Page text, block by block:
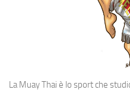
La Muay Thai è lo sport che